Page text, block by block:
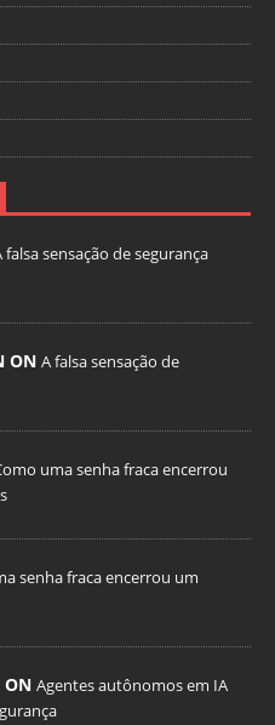
falsa sensação de segurança
ON A falsa sensação de
uma senha fraca encerrou
senha fraca encerrou um
ON Agentes autônomos em IA